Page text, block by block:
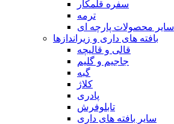
سفره قلمکار
ترمه
سایر محصولات پارچه ای
بافته های داری و زیراندازها
قالی و قالیچه
جاجیم و گلیم
گبه
کلاژ
پادری
تابلوفرش
سایر بافته های داری